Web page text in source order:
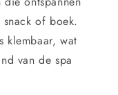
of boek.
klembaar, wat
van de spa